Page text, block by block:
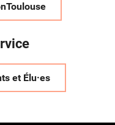
et Élu·es